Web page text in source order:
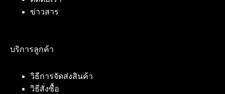
ข่าวสาร
บริการลูกค้า
วิธีการจัดส่งสินค้า
วิธีสั่งซื้อ